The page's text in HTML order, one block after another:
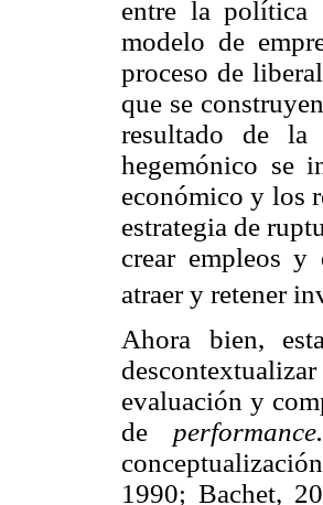
entre la política
modelo de
proceso de
que se
resultado de la
hegemónico se
económico y los
estrategia de
crear empleos
atraer y retener
Ahora bien,
evaluación y
de performance.
1990; Bachet,